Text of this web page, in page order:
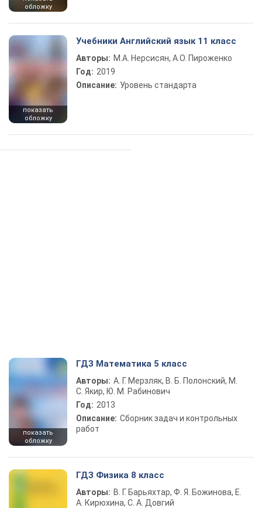
обложку
показать
обложку
Учебники Английский язык 11 класс
Авторы: М.А. Нерсисян, А.О. Пироженко
Год: 2019
Описание: Уровень стандарта
показать
обложку
ГДЗ Математика 5 класс
Авторы: А. Г. Мерзляк, В. Б. Полонский, М.
С. Якир, Ю. М. Рабинович
Год: 2013
Описание: Сборник задач и контрольных
работ
ГДЗ Физика 8 класс
Авторы: В. Г. Барьяхтар, Ф. Я. Божинова, Е.
А. Кирюхина, С. А. Довгий